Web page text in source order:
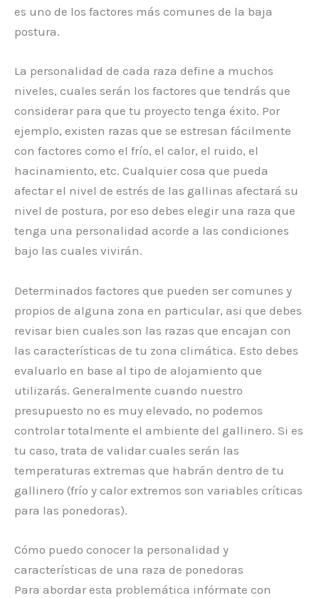
es uno de los factores más comunes de la baja
postura.
La personalidad de cada raza define a muchos
niveles, cuales serán los factores que tendrás que
considerar para que tu proyecto tenga éxito. Por
ejemplo, existen razas que se estresan fácilmente
con factores como el frío, el calor, el ruido, el
hacinamiento, etc. Cualquier cosa que pueda
afectar el nivel de estrés de las gallinas afectará su
nivel de postura, por eso debes elegir una raza que
tenga una personalidad acorde a las condiciones
bajo las cuales vivirán.
Determinados factores que pueden ser comunes y
propios de alguna zona en particular, asi que debes
revisar bien cuales son las razas que encajan con
las características de tu zona climática. Esto debes
evaluarlo en base al tipo de alojamiento que
utilizarás. Generalmente cuando nuestro
presupuesto no es muy elevado, no podemos
controlar totalmente el ambiente del gallinero. Si es
tu caso, trata de validar cuales serán las
temperaturas extremas que habrán dentro de tu
gallinero (frío y calor extremos son variables críticas
para las ponedoras).
Cómo puedo conocer la personalidad y
características de una raza de ponedoras
Para abordar esta problemática infórmate con